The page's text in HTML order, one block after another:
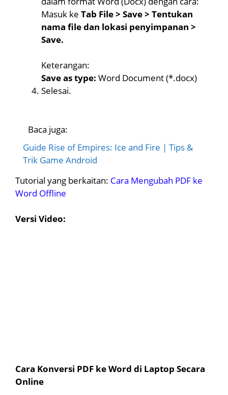
Masuk ke Tab File > Save > Tentukan
nama file dan lokasi penyimpanan >
Save.
Keterangan:
Save as type: Word Document (*.docx)
Selesai.
Baca juga:
Guide Rise of Empires: Ice and Fire | Tips &
Trik Game Android
Tutorial yang berkaitan: Cara Mengubah PDF ke
Word Offline
Versi Video:
Cara Konversi PDF ke Word di Laptop Secara
Online